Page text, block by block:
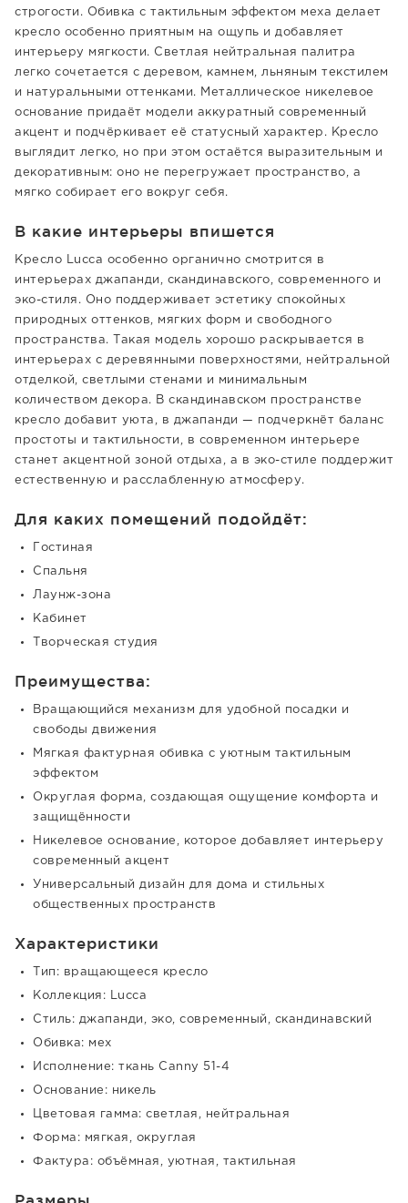
строгости. Обивка с тактильным эффектом меха делает
кресло особенно приятным на ощупь и добавляет
интерьеру мягкости. Светлая нейтральная палитра
легко сочетается с деревом, камнем, льняным текстилем
и натуральными оттенками. Металлическое никелевое
основание придаёт модели аккуратный современный
акцент и подчёркивает её статусный характер. Кресло
выглядит легко, но при этом остаётся выразительным и
декоративным: оно не перегружает пространство, а
мягко собирает его вокруг себя.
В какие интерьеры впишется
Кресло Lucca особенно органично смотрится в
интерьерах джапанди, скандинавского, современного и
эко-стиля. Оно поддерживает эстетику спокойных
природных оттенков, мягких форм и свободного
пространства. Такая модель хорошо раскрывается в
интерьерах с деревянными поверхностями, нейтральной
отделкой, светлыми стенами и минимальным
количеством декора. В скандинавском пространстве
кресло добавит уюта, в джапанди — подчеркнёт баланс
простоты и тактильности, в современном интерьере
станет акцентной зоной отдыха, а в эко-стиле поддержит
естественную и расслабленную атмосферу.
Для каких помещений подойдёт:
Гостиная
Спальня
Лаунж-зона
Кабинет
Творческая студия
Преимущества:
Вращающийся механизм для удобной посадки и
свободы движения
Мягкая фактурная обивка с уютным тактильным
эффектом
Округлая форма, создающая ощущение комфорта и
защищённости
Никелевое основание, которое добавляет интерьеру
современный акцент
Универсальный дизайн для дома и стильных
общественных пространств
Характеристики
Тип: вращающееся кресло
Коллекция: Lucca
Стиль: джапанди, эко, современный, скандинавский
Обивка: мех
Исполнение: ткань Canny 51-4
Основание: никель
Цветовая гамма: светлая, нейтральная
Форма: мягкая, округлая
Фактура: объёмная, уютная, тактильная